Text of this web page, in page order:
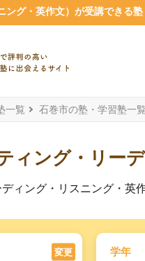
グ・英作文）が受講できる塾
一覧 石巻市の塾・学習塾一覧
ィング・リー
ィング・リスニング・英
変更 学年